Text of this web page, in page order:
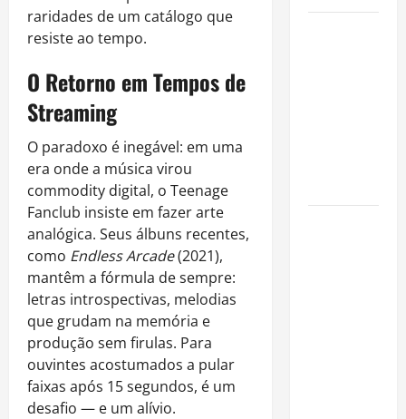
raridades de um catálogo que
resiste ao tempo.
O Retorno em Tempos de
Streaming
O paradoxo é inegável: em uma
era onde a música virou
commodity digital, o Teenage
Fanclub insiste em fazer arte
analógica. Seus álbuns recentes,
como Endless Arcade(2021),
mantêm a fórmula de sempre:
letras introspectivas, melodias
que grudam na memória e
produção sem firulas. Para
ouvintes acostumados a pular
faixas após 15 segundos, é um
desafio — e um alívio.